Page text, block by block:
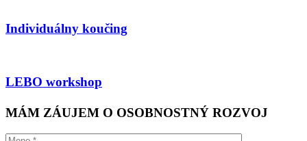
Individuálny koučing
LEBO workshop
MÁM ZÁUJEM O OSOBNOSTNÝ ROZVOJ